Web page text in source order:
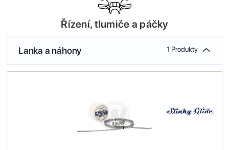
Řízení, tlumiče a páčky
Lanka a náhony 1 Produkty